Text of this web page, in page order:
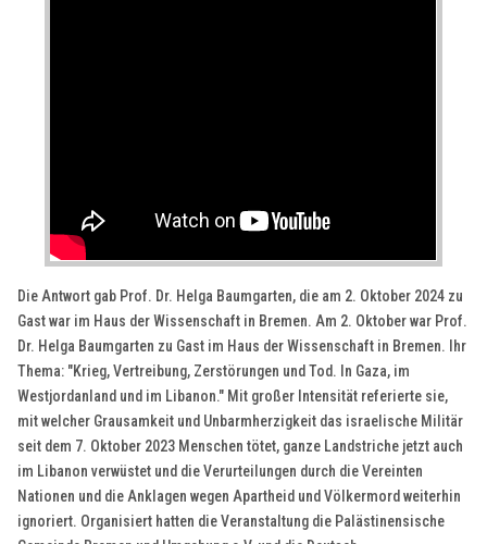
Die Antwort gab Prof. Dr. Helga Baumgarten, die am 2. Oktober 2024 zu
Gast war im Haus der Wissenschaft in Bremen. Am 2. Oktober war Prof.
Dr. Helga Baumgarten zu Gast im Haus der Wissenschaft in Bremen. Ihr
Thema: "Krieg, Vertreibung, Zerstörungen und Tod. In Gaza, im
Westjordanland und im Libanon." Mit großer Intensität referierte sie,
mit welcher Grausamkeit und Unbarmherzigkeit das israelische Militär
seit dem 7. Oktober 2023 Menschen tötet, ganze Landstriche jetzt auch
im Libanon verwüstet und die Verurteilungen durch die Vereinten
Nationen und die Anklagen wegen Apartheid und Völkermord weiterhin
ignoriert. Organisiert hatten die Veranstaltung die Palästinensische